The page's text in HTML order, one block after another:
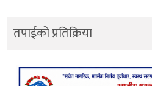
तपाईको प्रतिक्रिया